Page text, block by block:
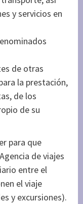
y servicios en
de otras
la prestación,
de los
de su
para que
de viajes
entre el
el viaje
y excursiones).